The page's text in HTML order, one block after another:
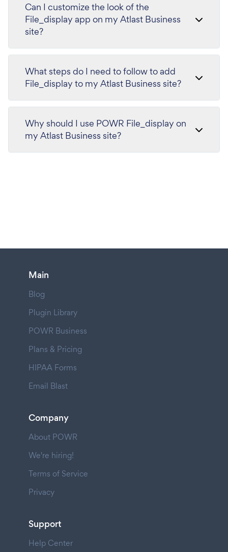
Can I customize the look of the
File_display app on my Atlast Business
site?
What steps do I need to follow to add
File_display to my Atlast Business site?
Why should I use POWR File_display on
my Atlast Business site?
Main
Blog
Plugin Library
POWR Business
Plans & Pricing
HIPAA Forms
Email Blast
Company
About POWR
We're hiring!
Terms of Service
Privacy
Support
Help Center